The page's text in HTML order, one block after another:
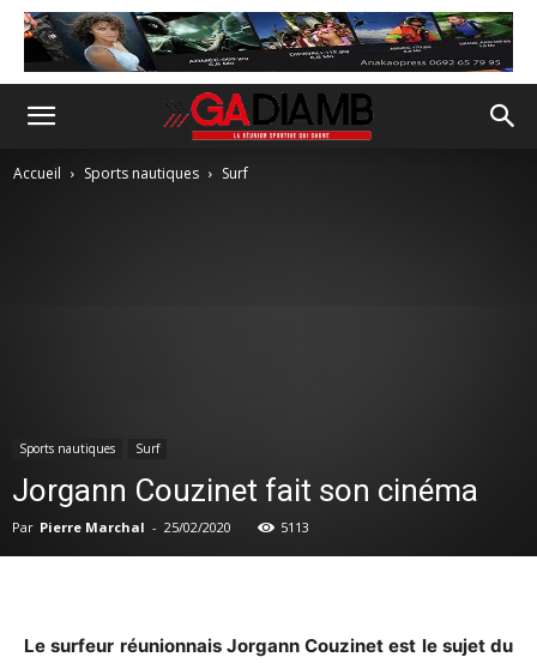
Accueil Sports nautiques Surf
Sports nautiques Surf
Jorgann Couzinet fait son cinéma
Par Pierre Marchal - 25/02/2020 5113
Le surfeur réunionnais Jorgann Couzinet est le sujet du